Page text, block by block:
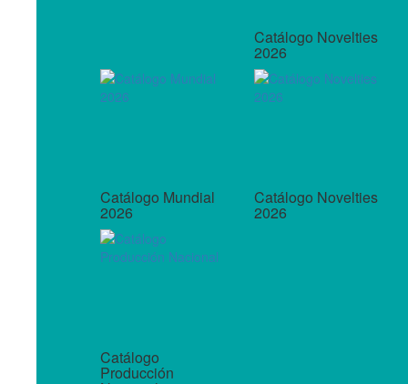
Catálogo Novelties
2026
Catálogo Mundial
2026
Catálogo Novelties
2026
Catálogo
Producción